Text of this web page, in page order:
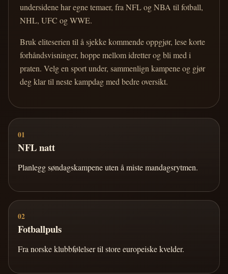
undersidene har egne temaer, fra NFL og NBA til fotball,
NHL, UFC og WWE.
Bruk eliteserien til å sjekke kommende oppgjør, lese korte
forhåndsvisninger, hoppe mellom idretter og bli med i
praten. Velg en sport under, sammenlign kampene og gjør
deg klar til neste kampdag med bedre oversikt.
01
NFL natt
Planlegg søndagskampene uten å miste mandagsrytmen.
02
Fotballpuls
Fra norske klubbfølelser til store europeiske kvelder.